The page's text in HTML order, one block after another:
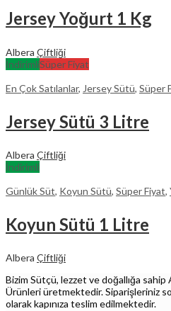
Jersey Yoğurt 1 Kg
Albera Çiftliği
İndirimliSüper Fiyat
En Çok Satılanlar, Jersey Sütü, Süper
Jersey Sütü 3 Litre
Albera Çiftliği
İndirimli
Günlük Süt, Koyun Sütü, Süper Fiyat,
Koyun Sütü 1 Litre
Albera Çiftliği
Bizim Sütçü, lezzet ve doğallığa
Ürünleri üretmektedir. Siparişleriniz
olarak kapınıza teslim edilmektedir.